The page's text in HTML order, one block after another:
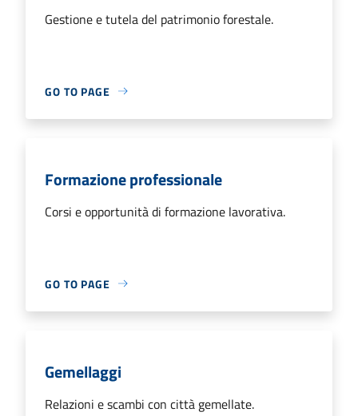
Gestione e tutela del patrimonio forestale.
GO TO PAGE
Formazione professionale
Corsi e opportunità di formazione lavorativa.
GO TO PAGE
Gemellaggi
Relazioni e scambi con città gemellate.